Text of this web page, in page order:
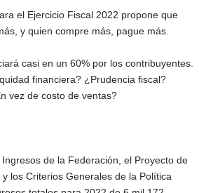
el Ejercicio Fiscal 2022 propone que
y quien compre más, pague más.
casi en un 60% por los contribuyentes.
financiera? ¿Prudencia fiscal?
vez de costo de ventas?
de la Federación, el Proyecto de
los Criterios Generales de la Política